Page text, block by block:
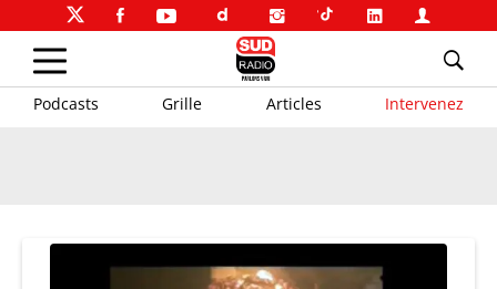
Podcasts Grille Articles Intervenez